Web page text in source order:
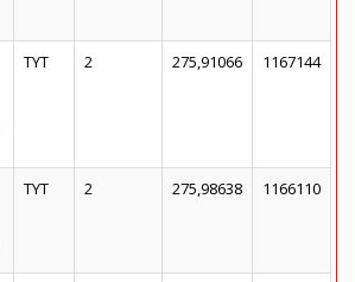
TYT 2 275,91066 1167144
TYT 2 275,98638 1166110